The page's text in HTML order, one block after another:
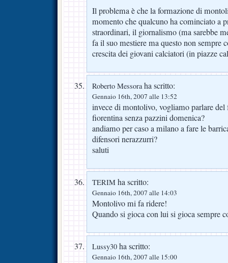
Il problema è che la formazione di
momento che qualcuno ha cominciato a
straordinari, il giornalismo (ma sarebbe
fa il suo mestiere ma questo non sempre
crescita dei giovani calciatori (in piazze
Roberto Messoraha scritto:
Gennaio 16th, 2007 alle 13:52
invece di montolivo, vogliamo parlare del
fiorentina senza pazzini domenica?
andiamo per caso a milano a fare le
difensori nerazzurri?
saluti
TERIM ha scritto:
Gennaio 16th, 2007 alle 14:03
Montolivo mi fa ridere!
Quando si gioca con lui si gioca
Lussy30 ha scritto:
Gennaio 16th, 2007 alle 15:00